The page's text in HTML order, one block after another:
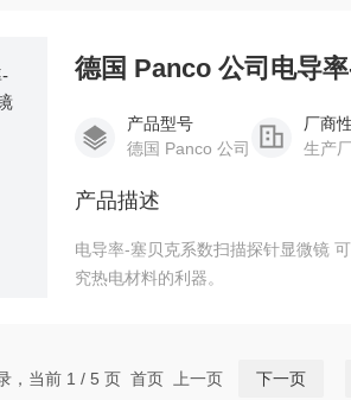
德国 Panco 公司电导
产品型号
德国 Panco 公司
厂商
生产
产品描述
电导率-塞贝克系数扫描探针显微镜
究热电材料的利器。
，当前 1 / 5 页 首页 上一页 下一页